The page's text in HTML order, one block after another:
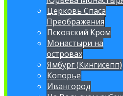
Церковь Спаса
Преображения
Псковский Кром
Монастыри на
островах
Ямбург (Кингисепп)
Копорье
Ивангород